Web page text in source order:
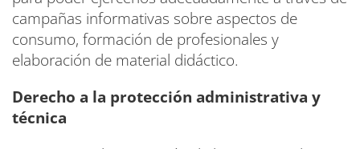
campañas informativas sobre aspectos de
consumo, formación de profesionales y
elaboración de material didáctico.
Derecho a la protección administrativa y
técnica